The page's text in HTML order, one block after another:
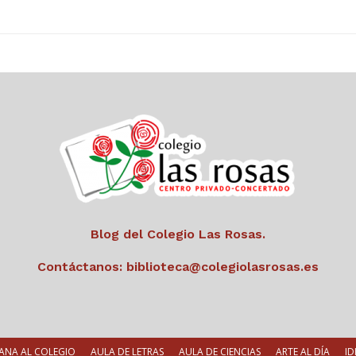
Blog del Colegio Las Rosas.
Contáctanos: biblioteca@colegiolasrosas.es
AL COLEGIO AULA DE LETRAS AULA DE CIENCIAS ARTE AL DÍA